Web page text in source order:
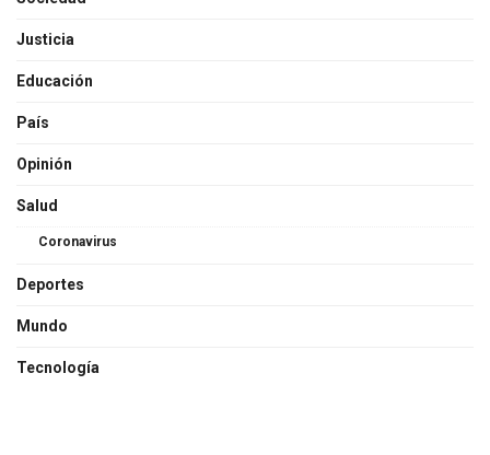
Justicia
Educación
País
Opinión
Salud
Coronavirus
Deportes
Mundo
Tecnología